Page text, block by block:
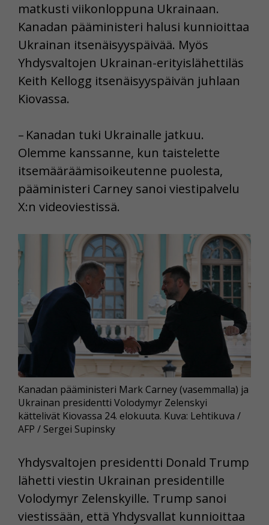
matkusti viikonloppuna Ukrainaan.
Kanadan pääministeri halusi kunnioittaa
Ukrainan itsenäisyyspäivää. Myös
Yhdysvaltojen Ukrainan-erityislähettiläs
Keith Kellogg itsenäisyyspäivän juhlaan
Kiovassa.
– Kanadan tuki Ukrainalle jatkuu.
Olemme kanssanne, kun taistelette
itsemääräämisoikeutenne puolesta,
pääministeri Carney sanoi viestipalvelu
X:n videoviestissä.
Kanadan pääministeri Mark Carney (vasemmalla) ja
Ukrainan presidentti Volodymyr Zelenskyi
kättelivät Kiovassa 24. elokuuta. Kuva: Lehtikuva /
AFP / Sergei Supinsky
Yhdysvaltojen presidentti Donald Trump
lähetti viestin Ukrainan presidentille
Volodymyr Zelenskyille. Trump sanoi
viestissään, että Yhdysvallat kunnioittaa